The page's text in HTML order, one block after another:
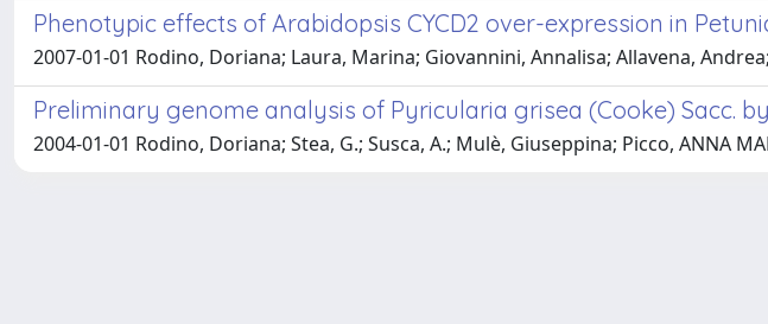
Phenotypic effects of Arabidopsis CYCD2 over-expression in
2007-01-01 Rodino, Doriana; Laura, Marina; Giovannini, Annalisa; Allavena,
Preliminary genome analysis of Pyricularia grisea (Cooke) Sacc.
2004-01-01 Rodino, Doriana; Stea, G.; Susca, A.; Mulè, Giuseppina; Picco, ANNA